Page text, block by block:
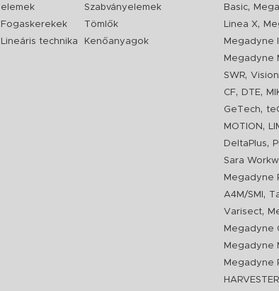
elemek
Fogaskerekek
Lineáris technika
Szabványelemek
Tömlők
Kenőanyagok
Basic,
Linea X,
Megadyne
Megadyne
SWR,Vision
CF, DTE,
GeTech,
MOTION ,
DeltaPlus,
Sara
Megadyne
A4M/SMI ,
Varisect,
Megadyne
Megadyne
Megadyne
HARVESTER